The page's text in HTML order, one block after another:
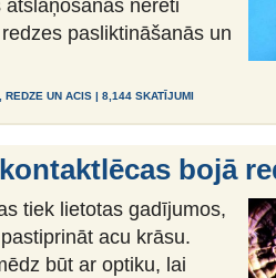
nereti
pasliktināšanās un
REDZE UN ACIS | 8,144 SKATĪJUMI
bojā
tiek lietotas gadījumos,
acu krāsu.
būt ar optiku, lai